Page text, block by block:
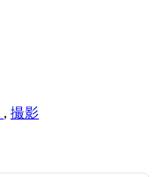
, 撮影